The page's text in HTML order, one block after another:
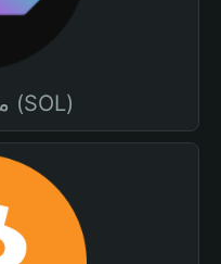
محفظة سولانا (SOL)